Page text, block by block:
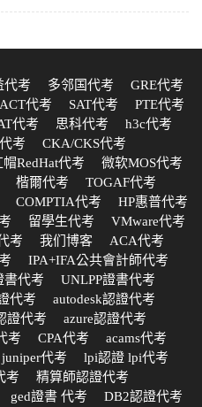
代考 多邻国代考
GRE代考
ACT代考 SAT代考
PTE代考
代考 思科代考
h3c代考
考
CKA/CKS代考
帽RedHat代考
微软MOS代考
楷爾代考
TOGAF代考
COMPTIA代考
HP惠普代考
留學生代考
VMware代考
考 我们博客
ACA代考
IPA+IFA公共會計師代考
書代考
UNLPP證書代考
代考
autodesk認證代考
證代考
azure認證代考
考 CPA代考
acams代考
juniper代考
lpi認證 lpi代考
考
精算師認證代考
ged證書 代考
DB2認證代考